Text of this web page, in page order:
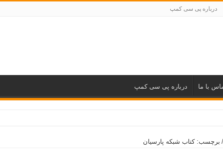
درباره پی سی کمپ
با ما درباره پی سی کمپ
/ برچسب:کتاب شبکه پارسیان